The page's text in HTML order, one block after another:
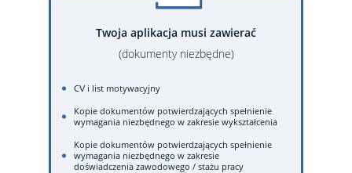
Twoja aplikacja musi zawierać
(dokumenty niezbędne)
CV i list motywacyjny
Kopie dokumentów potwierdzających spełnienie
wymagania niezbędnego w zakresie wykształcenia
Kopie dokumentów potwierdzających spełnienie
wymagania niezbędnego w zakresie
doświadczenia zawodowego / stażu pracy